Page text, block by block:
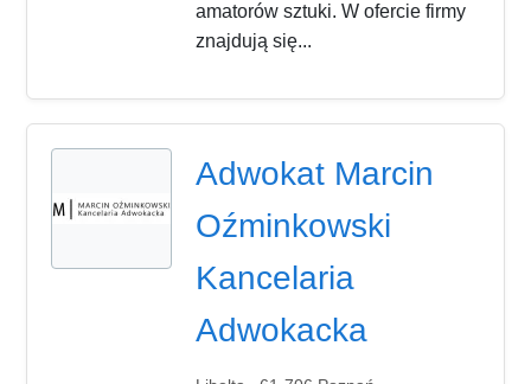
amatorów sztuki. W ofercie firmy
znajdują się...
Adwokat Marcin
Oźminkowski
Kancelaria
Adwokacka